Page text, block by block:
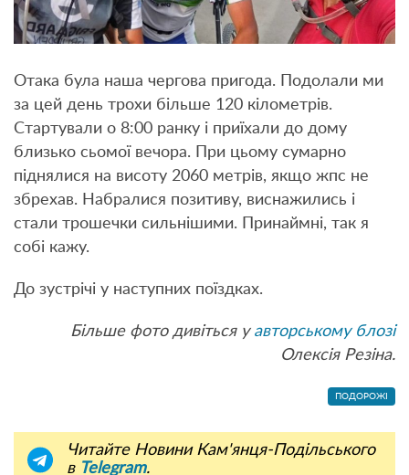
Отака була наша чергова пригода. Подолали ми
за цей день трохи більше 120 кілометрів.
Стартували о 8:00 ранку і приїхали до дому
близько сьомої вечора. При цьому сумарно
піднялися на висоту 2060 метрів, якщо жпс не
збрехав. Набралися позитиву, виснажились і
стали трошечки сильнішими. Принаймні, так я
собі кажу.
До зустрічі у наступних поїздках.
Більше фото дивіться у авторському блозі
Олексія Резіна.
ПОДОРОЖІ
Читайте Новини Кам'янця-Подільського
в Telegram.